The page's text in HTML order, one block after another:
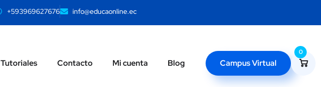
+593969627676 info@educaonline.ec
Tutoriales Contacto Mi cuenta Blog Campus Virtual
0